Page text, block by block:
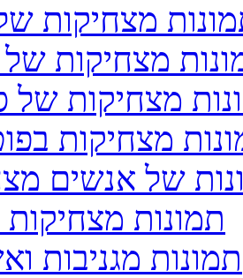
מצחיקות
מצחיקות של
מצחיקות של
מצחיקות
של אנשים
תמונות מצחיקות
תמונות מגניבות